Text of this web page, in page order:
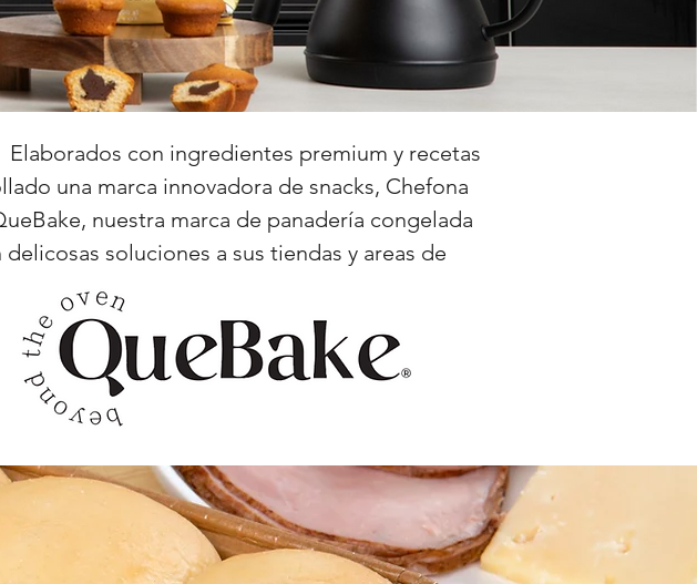
con ingredientes premium y recetas
una marca innovadora de snacks, Chefona
nuestra marca de panadería congelada
soluciones a sus tiendas y areas de